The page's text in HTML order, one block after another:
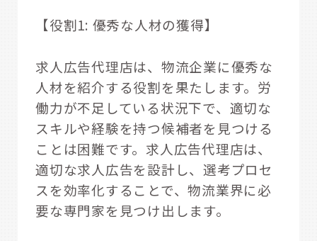
【役割1: 優秀な人材の獲得】
求人広告代理店は、物流企業に優秀な
人材を紹介する役割を果たします。労
働力が不足している状況下で、適切な
スキルや経験を持つ候補者を見つける
ことは困難です。求人広告代理店は、
適切な求人広告を設計し、選考プロセ
スを効率化することで、物流業界に必
要な専門家を見つけ出します。